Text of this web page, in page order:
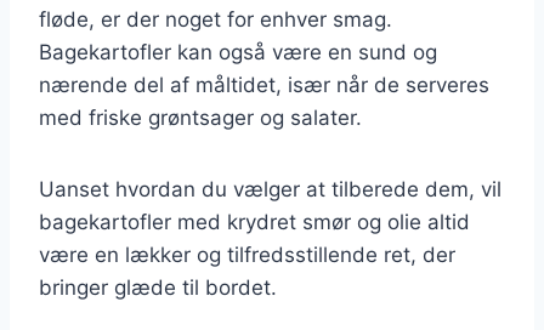
fløde, er der noget for enhver smag.
Bagekartofler kan også være en sund og
nærende del af måltidet, især når de serveres
med friske grøntsager og salater.
Uanset hvordan du vælger at tilberede dem, vil
bagekartofler med krydret smør og olie altid
være en lækker og tilfredsstillende ret, der
bringer glæde til bordet.